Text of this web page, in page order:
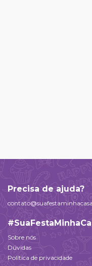
Precisa de ajuda?
Sobre nós
Dúvidas
Política de privacidade